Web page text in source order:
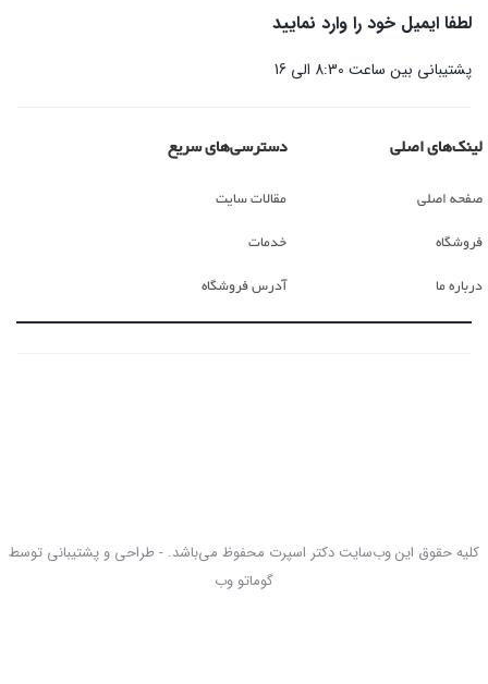
لطفا ایمیل خود را وارد نمایید
پشتیبانی بین ساعت 8:30 الی 16
لینک‌های اصلی
صفحه اصلی
فروشگاه
درباره ما
دسترسی‌های سریع
مقالات سایت
خدمات
آدرس فروشگاه
کلیه حقوق این وب‌سایت دکتر اسپرت محفوظ می‌باشد. - طراحی و پشتیبانی توسط
گوماتو وب